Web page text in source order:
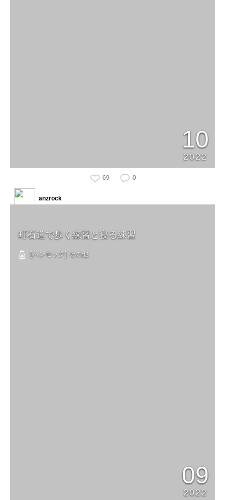
10
2022
69 0
町石道で歩く練習と寝る練習
[ハンモック] その他
09
2022
anzrock